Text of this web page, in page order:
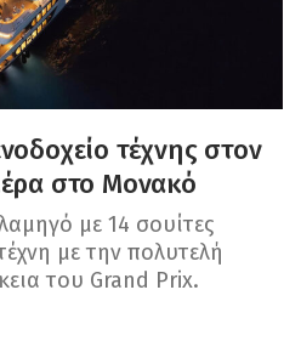
τέχνης στον
στο Μονακό
με 14 σουίτες
με την πολυτελή
του Grand Prix.